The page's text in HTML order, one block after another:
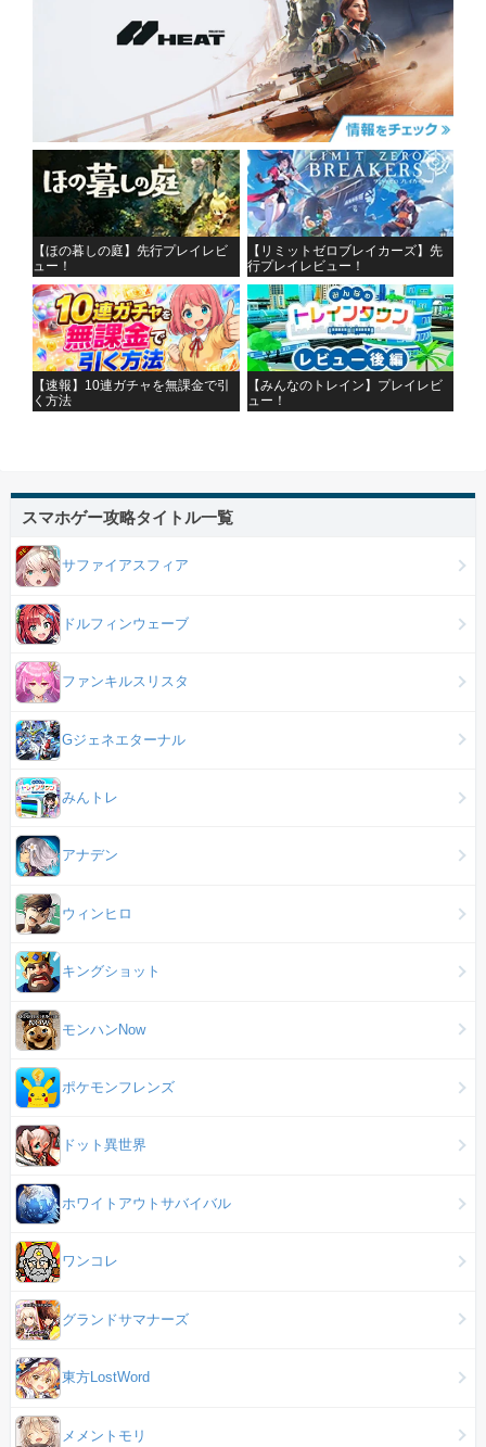
【ほの暮しの庭】先行プレイレビ
ュー！
【リミットゼロブレイカーズ】先
行プレイレビュー！
【速報】10連ガチャを無課金で引
く方法
【みんなのトレイン】プレイレビ
ュー！
スマホゲー攻略タイトル一覧
サファイアスフィア
ドルフィンウェーブ
ファンキルスリスタ
Gジェネエターナル
みんトレ
アナデン
ウィンヒロ
キングショット
モンハンNow
ポケモンフレンズ
ドット異世界
ホワイトアウトサバイバル
ワンコレ
グランドサマナーズ
東方LostWord
メメントモリ